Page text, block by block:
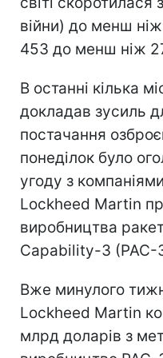
війни) до менш
453 до менш ніж
В останні кілька
докладав зусиль
постачання
понеділок було
угоду з
Lockheed Martin
виробництва
Capability-3 (PAC-
Вже минулого
Lockheed Martin
млрд доларів з